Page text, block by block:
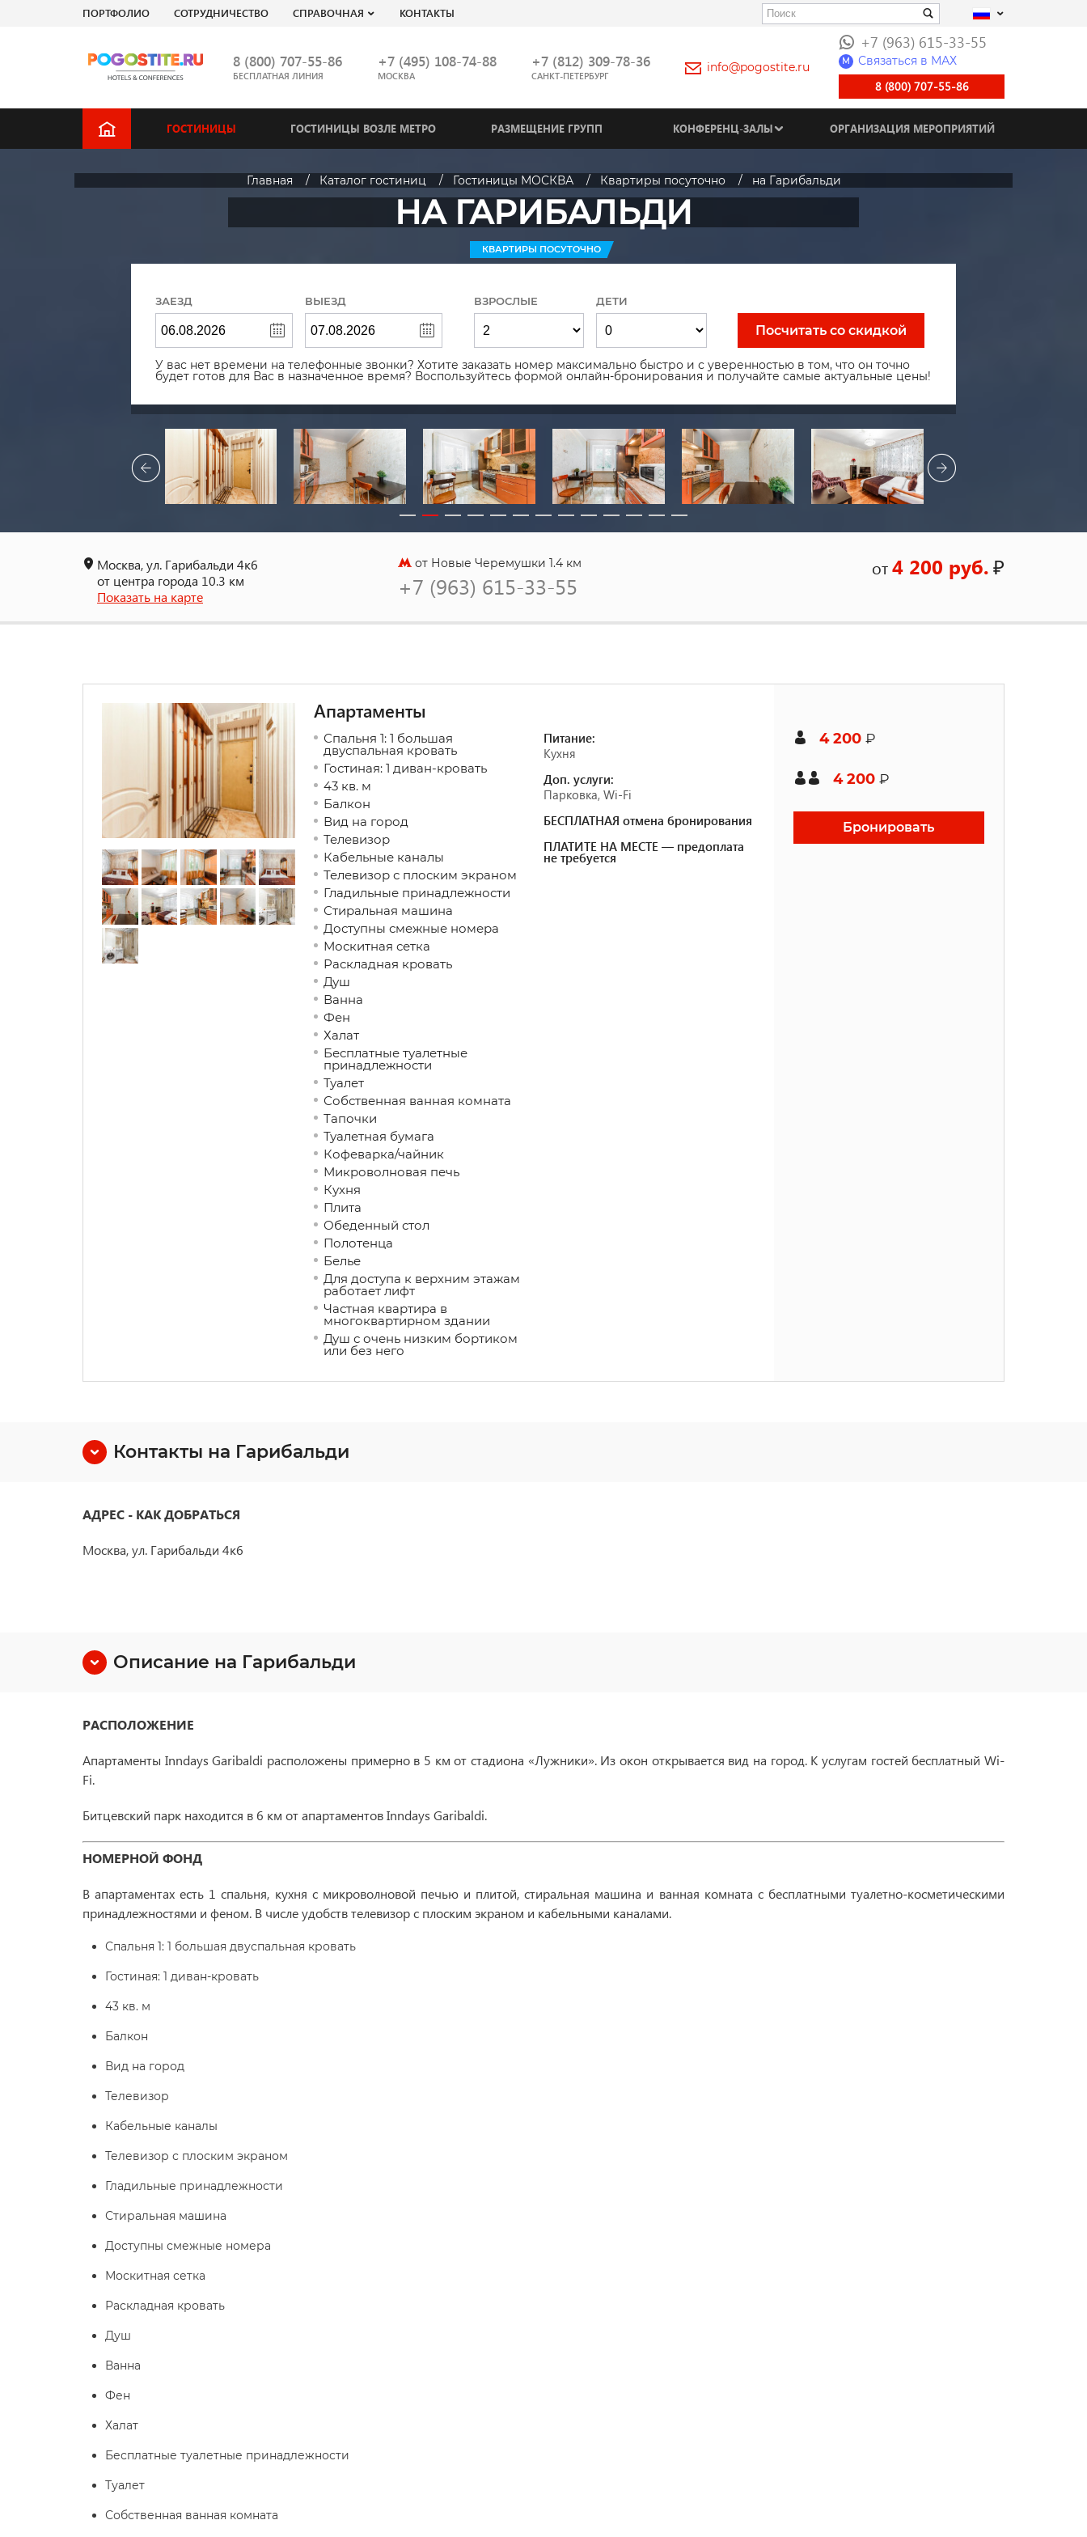
ПОРТФОЛИО СОТРУДНИЧЕСТВО СПРАВОЧНАЯ КОНТАКТЫ
8 (800) 707-55-86
БЕСПЛАТНАЯ ЛИНИЯ
+7 (495) 108-74-88
МОСКВА
+7 (812) 309-78-36
САНКТ-ПЕТЕРБУРГ
info@pogostite.ru
+7 (963) 615-33-55
M Связаться в МАХ
8 (800) 707-55-86
ГОСТИНИЦЫ ГОСТИНИЦЫ ВОЗЛЕ МЕТРО РАЗМЕЩЕНИЕ ГРУПП КОНФЕРЕНЦ-ЗАЛЫ ОРГАНИЗАЦИЯ МЕРОПРИЯТИЙ
Главная Каталог гостиниц Гостиницы МОСКВА Квартиры посуточно на Гарибальди
НА ГАРИБАЛЬДИ
КВАРТИРЫ ПОСУТОЧНО
ЗАЕЗД ВЫЕЗД ВЗРОСЛЫЕ ДЕТИ
Посчитать со скидкой
У вас нет времени на телефонные звонки? Хотите заказать номер максимально быстро и с уверенностью в том, что он точно
будет готов для Вас в назначенное время? Воспользуйтесь формой онлайн-бронирования и получайте самые актуальные цены!
Москва, ул. Гарибальди 4к6
от центра города 10.3 км
Показать на карте
от Новые Черемушки 1.4 км
+7 (963) 615-33-55
от4 200 руб.₽
Апартаменты
Спальня 1: 1 большая
двуспальная кровать
Гостиная: 1 диван-кровать
43 кв. м
Балкон
Вид на город
Телевизор
Кабельные каналы
Телевизор с плоским экраном
Гладильные принадлежности
Стиральная машина
Доступны смежные номера
Москитная сетка
Раскладная кровать
Душ
Ванна
Фен
Халат
Бесплатные туалетные
принадлежности
Туалет
Собственная ванная комната
Тапочки
Туалетная бумага
Кофеварка/чайник
Микроволновая печь
Кухня
Плита
Обеденный стол
Полотенца
Белье
Для доступа к верхним этажам
работает лифт
Частная квартира в
многоквартирном здании
Душ с очень низким бортиком
или без него
Питание:
Кухня
Доп. услуги:
Парковка, Wi-Fi
БЕСПЛАТНАЯ отмена бронирования
ПЛАТИТЕ НА МЕСТЕ — предоплата
не требуется
4 200 ₽
4 200 ₽
Бронировать
Контакты на Гарибальди
АДРЕС - КАК ДОБРАТЬСЯ
Москва, ул. Гарибальди 4к6
Описание на Гарибальди
РАСПОЛОЖЕНИЕ
Апартаменты Inndays Garibaldi расположены примерно в 5 км от стадиона «Лужники». Из окон открывается вид на город. К услугам гостей бесплатный Wi-
Fi.
Битцевский парк находится в 6 км от апартаментов Inndays Garibaldi.
НОМЕРНОЙ ФОНД
В апартаментах есть 1 спальня, кухня с микроволновой печью и плитой, стиральная машина и ванная комната с бесплатными туалетно-косметическими
принадлежностями и феном. В числе удобств телевизор с плоским экраном и кабельными каналами.
Спальня 1: 1 большая двуспальная кровать
Гостиная: 1 диван-кровать
43 кв. м
Балкон
Вид на город
Телевизор
Кабельные каналы
Телевизор с плоским экраном
Гладильные принадлежности
Стиральная машина
Доступны смежные номера
Москитная сетка
Раскладная кровать
Душ
Ванна
Фен
Халат
Бесплатные туалетные принадлежности
Туалет
Собственная ванная комната